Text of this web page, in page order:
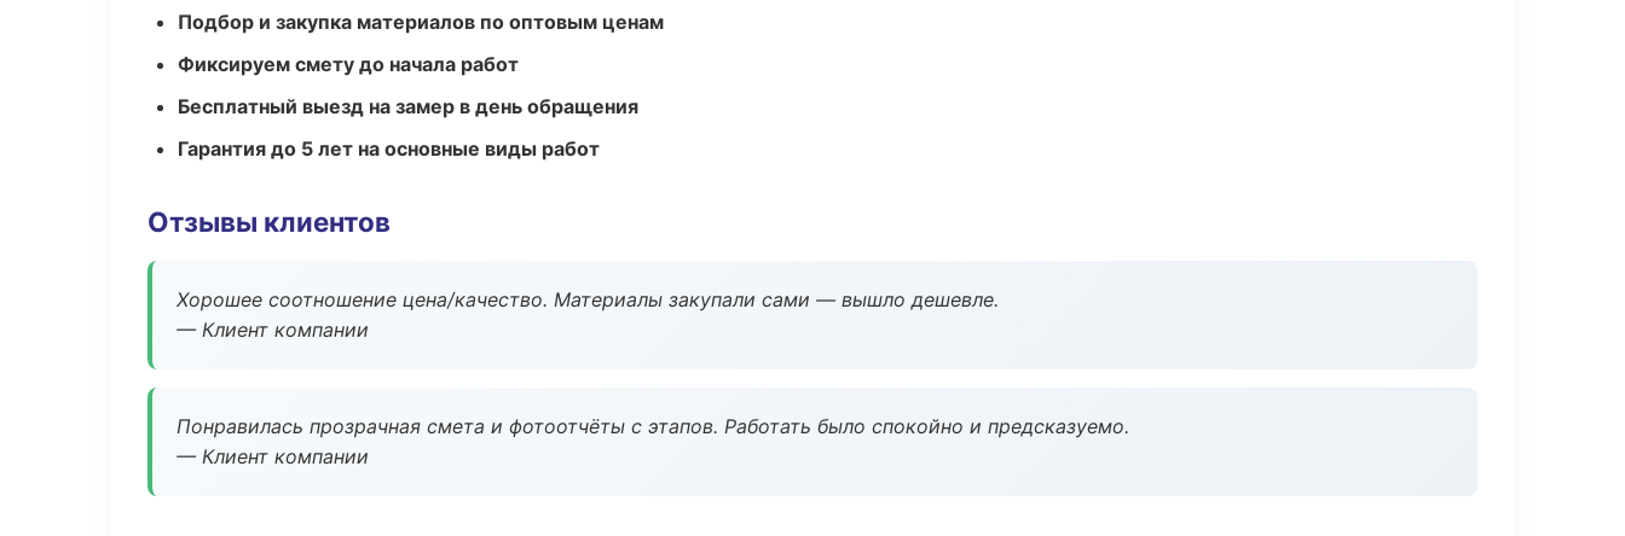
Подбор и закупка материалов по оптовым ценам
Фиксируем смету до начала работ
Бесплатный выезд на замер в день обращения
Гарантия до 5 лет на основные виды работ
Отзывы клиентов
Хорошее соотношение цена/качество. Материалы закупали сами — вышло дешевле.
— Клиент компании
Понравилась прозрачная смета и фотоотчёты с этапов. Работать было спокойно и предсказуемо.
— Клиент компании